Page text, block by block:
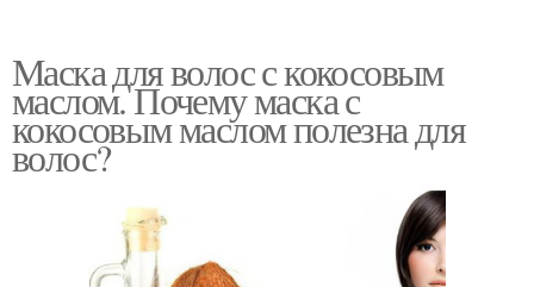
Маска для волос с кокосовым
маслом. Почему маска с
кокосовым маслом полезна для
волос?